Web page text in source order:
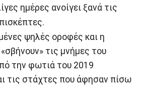
ημέρες ανοίγει ξανά τις
ψηλές οροφές και η
τις μνήμες του
την φωτιά του 2019
τις στάχτες που άφησαν πίσω